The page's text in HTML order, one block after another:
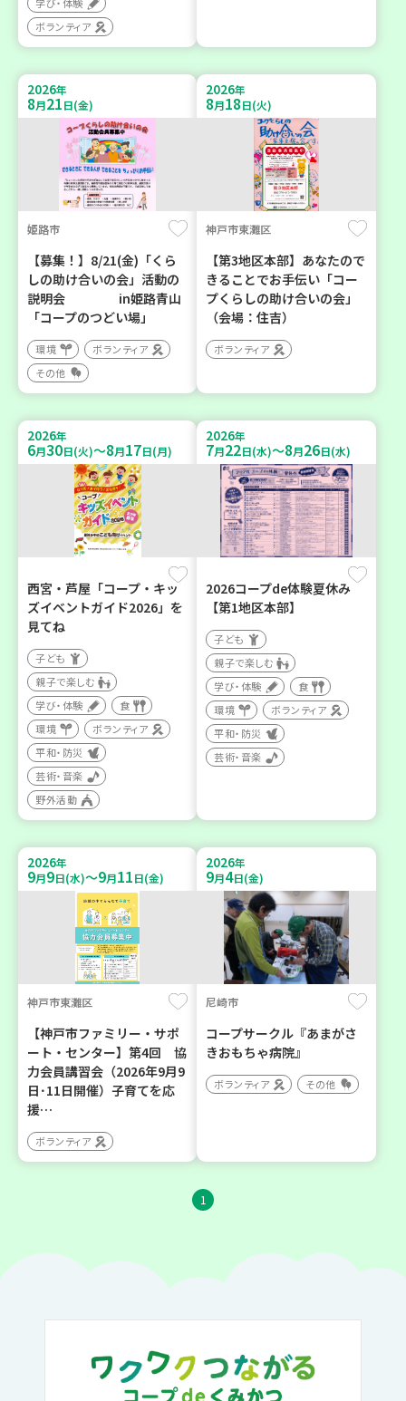
学び・体験
ボランティア
2026年
8月21日(金)
姫路市
【募集！】8/21(金)「くら
しの助け合いの会」活動の
説明会 in姫路青山
「コープのつどい場」
環境
ボランティア
その他
2026年
8月18日(火)
神戸市東灘区
【第3地区本部】あなたので
きることでお手伝い「コー
プくらしの助け合いの会」
（会場：住吉）
ボランティア
2026年
6月30日(火)～8月17日(月)
西宮・芦屋「コープ・キッ
ズイベントガイド2026」を
見てね
子ども
親子で楽しむ
学び・体験
食
環境
ボランティア
平和・防災
芸術・音楽
野外活動
2026年
7月22日(水)～8月26日(水)
2026コープde体験夏休み
【第1地区本部】
子ども
親子で楽しむ
学び・体験
食
環境
ボランティア
平和・防災
芸術・音楽
2026年
9月9日(水)～9月11日(金)
神戸市東灘区
【神戸市ファミリー・サポ
ート・センター】第4回 協
力会員講習会（2026年9月9
日･11日開催）子育てを応
援…
ボランティア
2026年
9月4日(金)
尼崎市
コープサークル『あまがさ
きおもちゃ病院』
ボランティア その他
1